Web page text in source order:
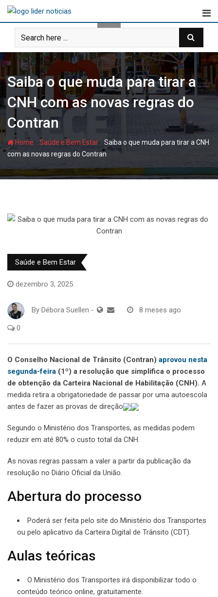
Skip
content
Saiba o que muda para tirar a
CNH com as novas regras do
Contran
Home -Saúde e Bem Estar
Saiba o que muda para tirar a CNH
com as novas regras do Contran
Saúde e Bem Estar
dezembro 3, 2025
By Débora Suellen - 8 meses ago
0
O Conselho Nacional de Trânsito (Contran) aprovou nesta
segunda-feira (1º) a resolução que simplifica o processo
de obtenção da Carteira Nacional de Habilitação (CNH). A
medida retira a obrigatoriedade de passar por uma autoescola
antes de fazer as provas de direção
Segundo o Ministério dos Transportes, as medidas podem
reduzir em até 80% o custo total da CNH.
As novas regras passam a valer a partir da publicação da
resolução no Diário Oficial da União.
Abertura do processo
Poderá ser feita pelo site do Ministério dos Transportes
ou pelo aplicativo da Carteira Digital de Trânsito (CDT).
Aulas teóricas
O Ministério dos Transportes irá disponibilizar todo o
conteúdo teórico online, gratuitamente.